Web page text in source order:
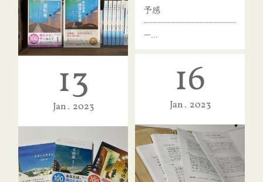
予感
一…
台湾版「運転者」
作品の多く… 16
Jan 2023
13
Jan 2023